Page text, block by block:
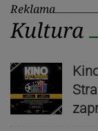
Reklama
Kultura